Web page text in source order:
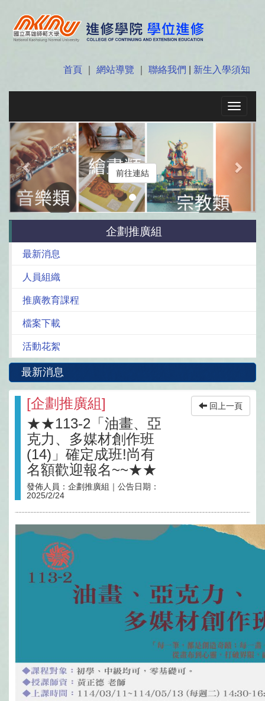
首頁 網站導覽 聯絡我們 新生入學須知
Toggle
前往連結
Previous
企劃推廣組
最新消息
人員組織
推廣教育課程
檔案下載
活動花絮
最新消息
[企劃推廣組]
★★113-2「油畫、亞
克力、多媒材創作班
(14)」確定成班!尚有
名額歡迎報名~~★★
發佈人員： 企劃推廣組 ｜公告日期：
2025/2/24
回上一頁